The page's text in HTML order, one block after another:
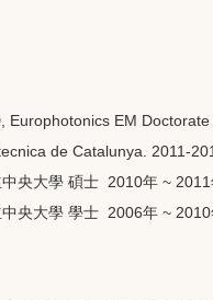
Europhotonics EM
de Catalunya. 2011-
中央大學 碩士 2010年 ~
中央大學 學士 2006年 ~